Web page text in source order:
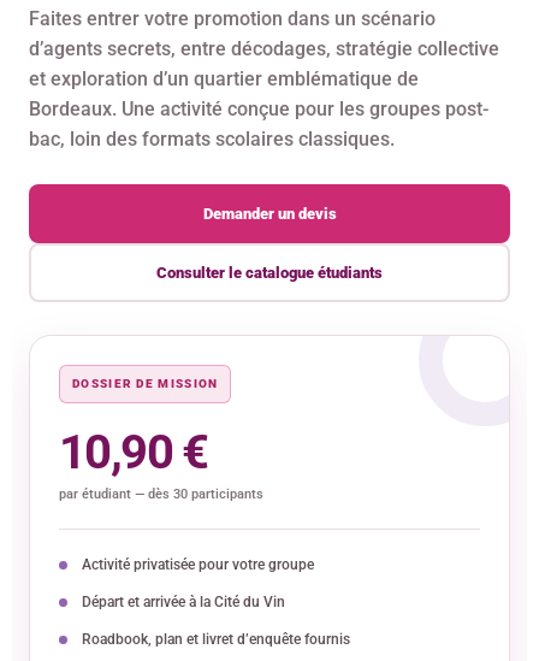
Faites entrer votre promotion dans un scénario
d’agents secrets, entre décodages, stratégie collective
et exploration d’un quartier emblématique de
Bordeaux. Une activité conçue pour les groupes post-
bac, loin des formats scolaires classiques.
Demander un devis
Consulter le catalogue étudiants
DOSSIER DE MISSION
10,90 €
par étudiant — dès 30 participants
Activité privatisée pour votre groupe
Départ et arrivée à la Cité du Vin
Roadbook, plan et livret d’enquête fournis